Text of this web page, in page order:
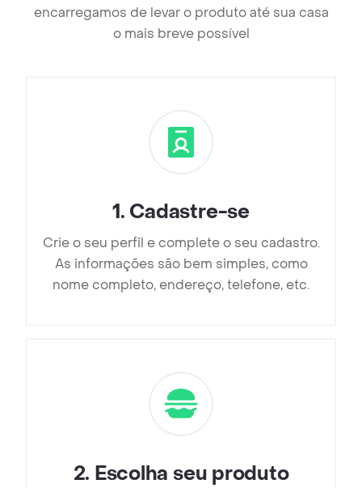
encarregamos de levar o produto até sua casa
o mais breve possível
1. Cadastre-se
Crie o seu perfil e complete o seu cadastro.
As informações são bem simples, como
nome completo, endereço, telefone, etc.
2. Escolha seu produto